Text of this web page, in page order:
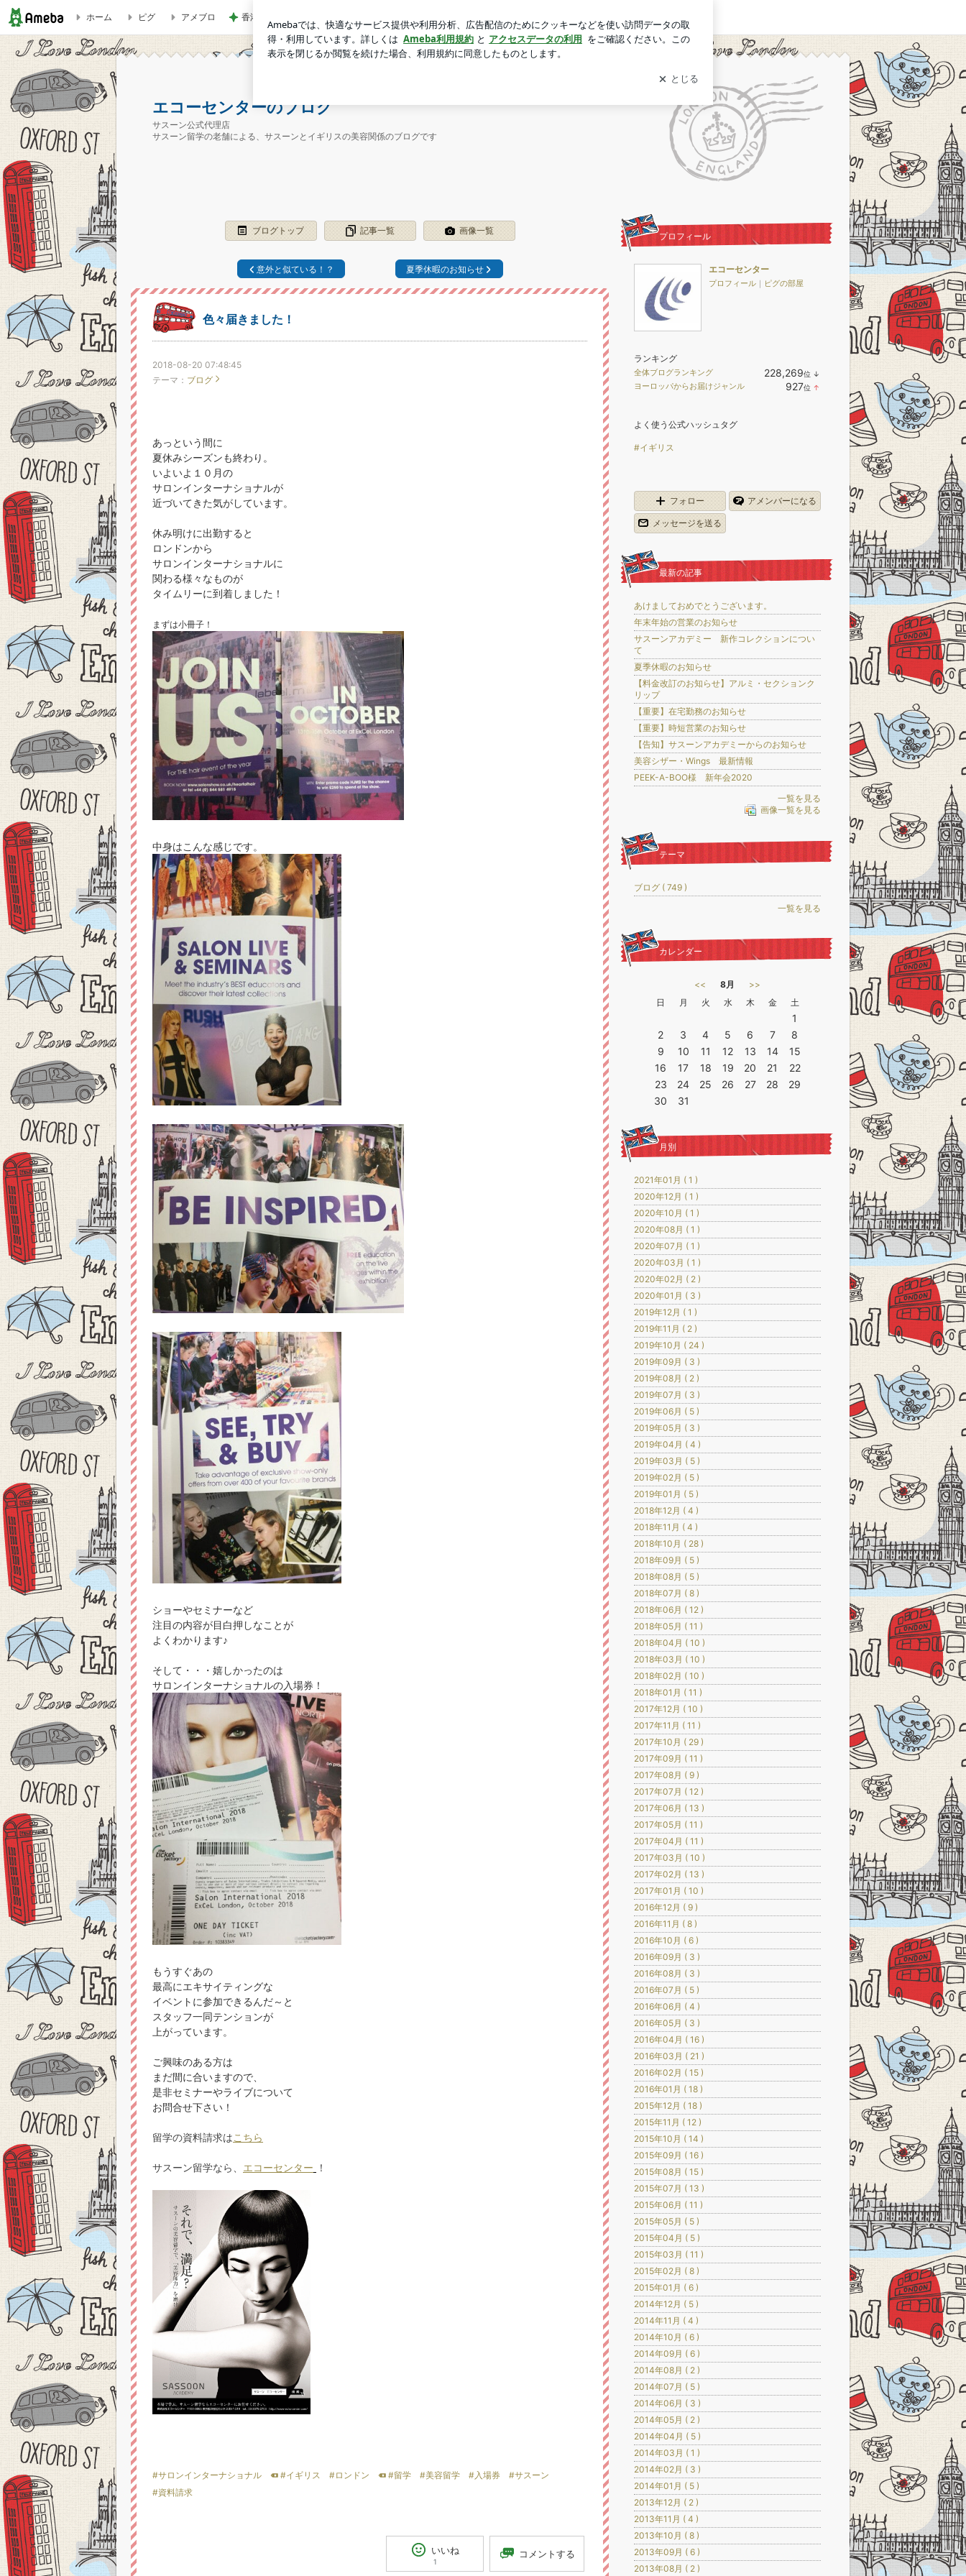
色々届きました！ | エコーセンターのブログ
ホーム ピグ アメブロ 香港のKFCで冷静さを失った夫の行動 新規登録 ログイン
エコーセンターのブログ
サスーン公式代理店
サスーン留学の老舗による、サスーンとイギリスの美容関係のブログです
ブログトップ 記事一覧 画像一覧
意外と似ている！？ 夏季休暇のお知らせ
色々届きました！
2018-08-20 07:48:45
テーマ： ブログ
あっという間に
夏休みシーズンも終わり。
いよいよ１０月の
サロンインターナショナルが
近づいてきた気がしています。
休み明けに出勤すると
ロンドンから
サロンインターナショナルに
関わる様々なものが
タイムリーに到着しました！
まずは小冊子！
中身はこんな感じです。
ショーやセミナーなど
注目の内容が目白押しなことが
よくわかります♪
そして・・・嬉しかったのは
サロンインターナショナルの入場券！
もうすぐあの
最高にエキサイティングな
イベントに参加できるんだ～と
スタッフ一同テンションが
上がっています。
ご興味のある方は
まだ間に合いますので、
是非セミナーやライブについて
お問合せ下さい！
留学の資料請求はこちら
サスーン留学なら、 エコーセンター ！
#サロンインターナショナル #イギリス #ロンドン #留学 #美容留学 #入場券
#サスーン
#資料請求
いいね
1
コメントする
プロフィール
エコーセンター
プロフィール ｜ ピグの部屋
ランキング
全体ブログランキング 228,269位 ↓
ヨーロッパからお届けジャンル 927位 ↑
よく使う公式ハッシュタグ
#イギリス
フォロー アメンバーになる
メッセージを送る
最新の記事
あけましておめでとうございます。
年末年始の営業のお知らせ
サスーンアカデミー 新作コレクションについ
て
夏季休暇のお知らせ
【料金改訂のお知らせ】アルミ・セクションク
リップ
【重要】在宅勤務のお知らせ
【重要】時短営業のお知らせ
【告知】サスーンアカデミーからのお知らせ
美容シザー・Wings 最新情報
PEEK-A-BOO様 新年会2020
一覧を見る
画像一覧を見る
テーマ
ブログ ( 749 )
一覧を見る
カレンダー
<< 8月
>>
日
月 火 水 木 金 土
1
2
3 4 5 6 7
8
9
10 11 12 13 14
15
16
17 18 19 20 21
22
23
24 25 26 27 28
29
30
31
月別
2021年01月 ( 1 )
2020年12月 ( 1 )
2020年10月 ( 1 )
2020年08月 ( 1 )
2020年07月 ( 1 )
2020年03月 ( 1 )
2020年02月 ( 2 )
2020年01月 ( 3 )
2019年12月 ( 1 )
2019年11月 ( 2 )
2019年10月 ( 24 )
2019年09月 ( 3 )
2019年08月 ( 2 )
2019年07月 ( 3 )
2019年06月 ( 5 )
2019年05月 ( 3 )
2019年04月 ( 4 )
2019年03月 ( 5 )
2019年02月 ( 5 )
2019年01月 ( 5 )
2018年12月 ( 4 )
2018年11月 ( 4 )
2018年10月 ( 28 )
2018年09月 ( 5 )
2018年08月 ( 5 )
2018年07月 ( 8 )
2018年06月 ( 12 )
2018年05月 ( 11 )
2018年04月 ( 10 )
2018年03月 ( 10 )
2018年02月 ( 10 )
2018年01月 ( 11 )
2017年12月 ( 10 )
2017年11月 ( 11 )
2017年10月 ( 29 )
2017年09月 ( 11 )
2017年08月 ( 9 )
2017年07月 ( 12 )
2017年06月 ( 13 )
2017年05月 ( 11 )
2017年04月 ( 11 )
2017年03月 ( 10 )
2017年02月 ( 13 )
2017年01月 ( 10 )
2016年12月 ( 9 )
2016年11月 ( 8 )
2016年10月 ( 6 )
2016年09月 ( 3 )
2016年08月 ( 3 )
2016年07月 ( 5 )
2016年06月 ( 4 )
2016年05月 ( 3 )
2016年04月 ( 16 )
2016年03月 ( 21 )
2016年02月 ( 15 )
2016年01月 ( 18 )
2015年12月 ( 18 )
2015年11月 ( 12 )
2015年10月 ( 14 )
2015年09月 ( 16 )
2015年08月 ( 15 )
2015年07月 ( 13 )
2015年06月 ( 11 )
2015年05月 ( 5 )
2015年04月 ( 5 )
2015年03月 ( 11 )
2015年02月 ( 8 )
2015年01月 ( 6 )
2014年12月 ( 5 )
2014年11月 ( 4 )
2014年10月 ( 6 )
2014年09月 ( 6 )
2014年08月 ( 2 )
2014年07月 ( 5 )
2014年06月 ( 3 )
2014年05月 ( 2 )
2014年04月 ( 5 )
2014年03月 ( 1 )
2014年02月 ( 3 )
2014年01月 ( 5 )
2013年12月 ( 2 )
2013年11月 ( 4 )
2013年10月 ( 8 )
2013年09月 ( 6 )
2013年08月 ( 2 )